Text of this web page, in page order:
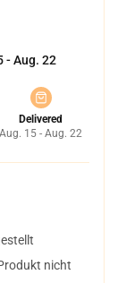
- Aug. 22
Delivered
Aug. 15 - Aug. 22
nicht